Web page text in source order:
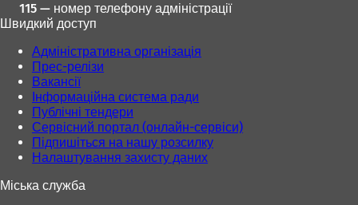
в
ц
і
115 — номер телефону адміністрації
Швидкий доступ
Адміністративна організація
Прес-релізи
Вакансії
Інформаційна система ради
Публічні тендери
Сервісний портал (онлайн-сервіси)
Підпишіться на нашу розсилку
Налаштування захисту даних
Міська служба